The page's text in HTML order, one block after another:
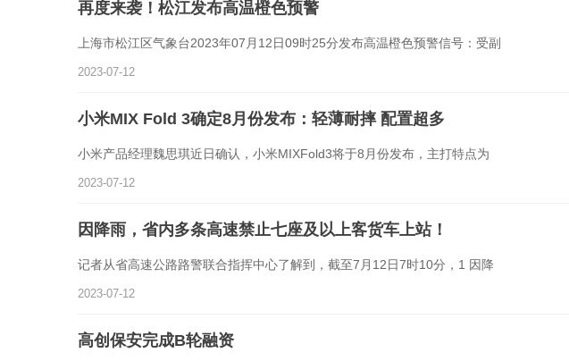
再度来袭！松江发布高温橙色预警
上海市松江区气象台2023年07月12日09时25分发布高温橙色预警信号：受副
2023-07-12
小米MIX Fold 3确定8月份发布：轻薄耐摔 配置超多
小米产品经理魏思琪近日确认，小米MIXFold3将于8月份发布，主打特点为
2023-07-12
因降雨，省内多条高速禁止七座及以上客货车上站！
记者从省高速公路路警联合指挥中心了解到，截至7月12日7时10分，1 因降
2023-07-12
高创保安完成B轮融资